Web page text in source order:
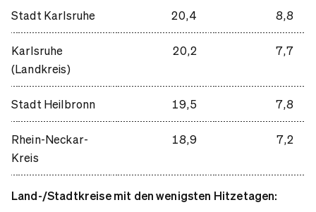
Stadt Karlsruhe 20,4 8,8
Karlsruhe
(Landkreis)
20,2 7,7
Stadt Heilbronn 19,5 7,8
Rhein-Neckar-
Kreis
18,9 7,2
Land-/Stadtkreise mit den wenigsten Hitzetagen: